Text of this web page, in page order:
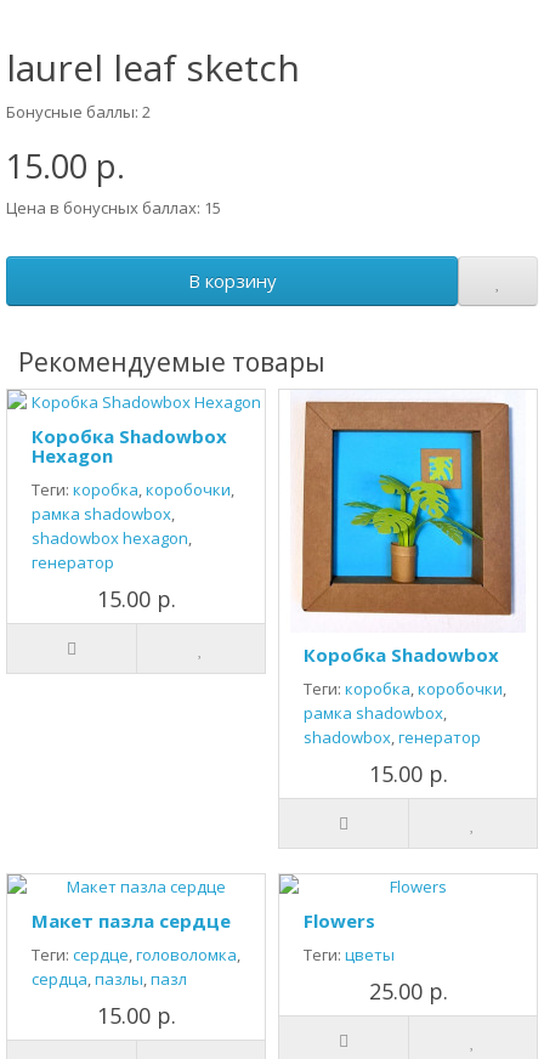
laurel leaf sketch
Бонусные баллы: 2
15.00 р.
Цена в бонусных баллах: 15
В корзину
Рекомендуемые товары
Коробка Shadowbox
Hexagon
Теги: коробка,коробочки,
рамка shadowbox,
shadowbox hexagon,
генератор
15.00 р.
Коробка Shadowbox
Теги: коробка,коробочки,
рамка shadowbox,
shadowbox,генератор
15.00 р.
Макет пазла сердце
Теги: сердце,головоломка,
сердца,пазлы,пазл
15.00 р.
Flowers
Теги: цветы
25.00 р.